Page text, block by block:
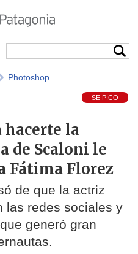
Photoshop
SE PICO
hacerte la
de Scaloni le
Fátima Florez
de que la actriz
las redes sociales y
generó gran